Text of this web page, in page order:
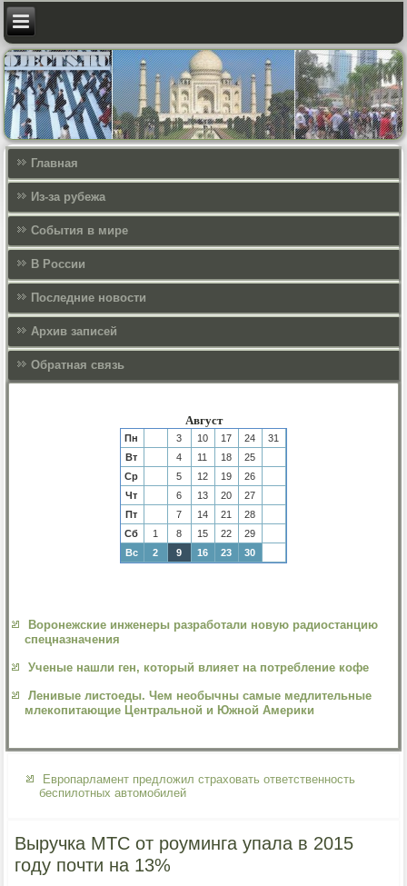
Главная
Из-за рубежа
События в мире
В России
Последние новости
Архив записей
Обратная связь
Август
Пн 3 10 17 24
31
Вт
4 11 18
25
Ср
5 12 19
26
Чт
6 13 20
27
Пт
7 14 21
28
Сб
1 8 15 22
29
Вс
2 9 16 23 30
Воронежские инженеры разработали новую радиостанцию
спецназначения
Ученые нашли ген, который влияет на потребление кофе
Ленивые листоеды. Чем необычны самые медлительные
млекопитающие Центральной и Южной Америки
Европарламент предложил страховать ответственность
беспилотных автомобилей
Выручка МТС от роуминга упала в 2015
году почти на 13%